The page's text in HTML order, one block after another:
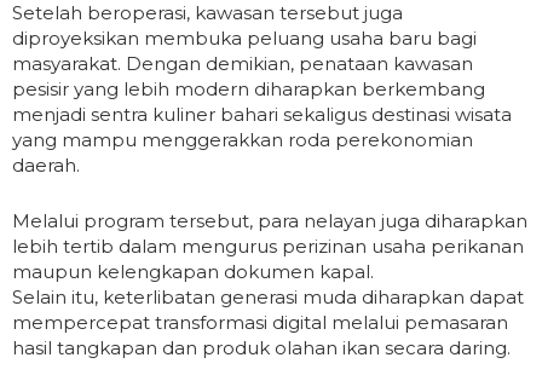
Setelah beroperasi, kawasan tersebut juga
diproyeksikan membuka peluang usaha baru bagi
masyarakat. Dengan demikian, penataan kawasan
pesisir yang lebih modern diharapkan berkembang
menjadi sentra kuliner bahari sekaligus destinasi wisata
yang mampu menggerakkan roda perekonomian
daerah.
Melalui program tersebut, para nelayan juga diharapkan
lebih tertib dalam mengurus perizinan usaha perikanan
maupun kelengkapan dokumen kapal.
Selain itu, keterlibatan generasi muda diharapkan dapat
mempercepat transformasi digital melalui pemasaran
hasil tangkapan dan produk olahan ikan secara daring.